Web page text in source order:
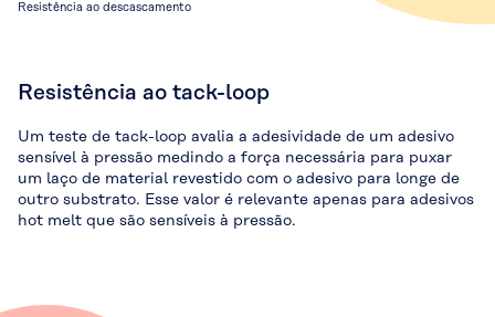
Resistência ao descascamento
Resistência ao tack-loop
Um teste de tack-loop avalia a adesividade de um adesivo
sensível à pressão medindo a força necessária para puxar
um laço de material revestido com o adesivo para longe de
outro substrato. Esse valor é relevante apenas para adesivos
hot melt que são sensíveis à pressão.